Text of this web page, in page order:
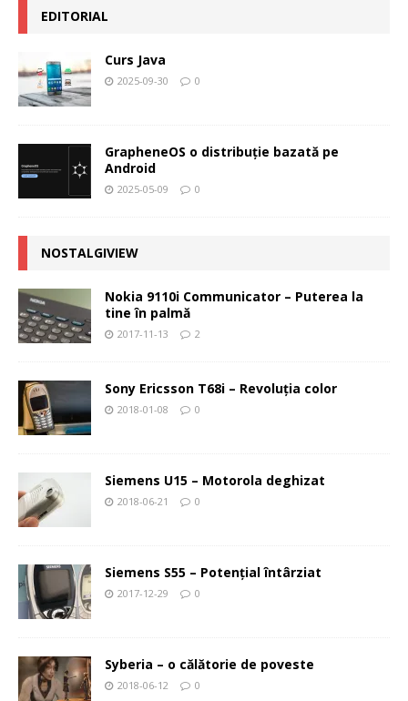
EDITORIAL
Curs Java
2025-09-30 0
GrapheneOS o distribuție bazată pe
Android
2025-05-09 0
NOSTALGIVIEW
Nokia 9110i Communicator – Puterea la
tine în palmă
2017-11-13 2
Sony Ericsson T68i – Revoluţia color
2018-01-08 0
Siemens U15 – Motorola deghizat
2018-06-21 0
Siemens S55 – Potenţial întârziat
2017-12-29 0
Syberia – o călătorie de poveste
2018-06-12 0